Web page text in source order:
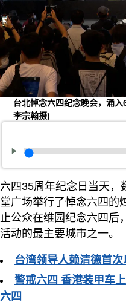
台北悼念六四纪念晚会，涌
李宗翰摄)
六四35周年纪念日当天，
堂广场举行了悼念六四的
止公众在维园纪念六四后
活动的最主要城市之一。
台湾领导人赖清德首
警戒六四 香港装甲车
六四